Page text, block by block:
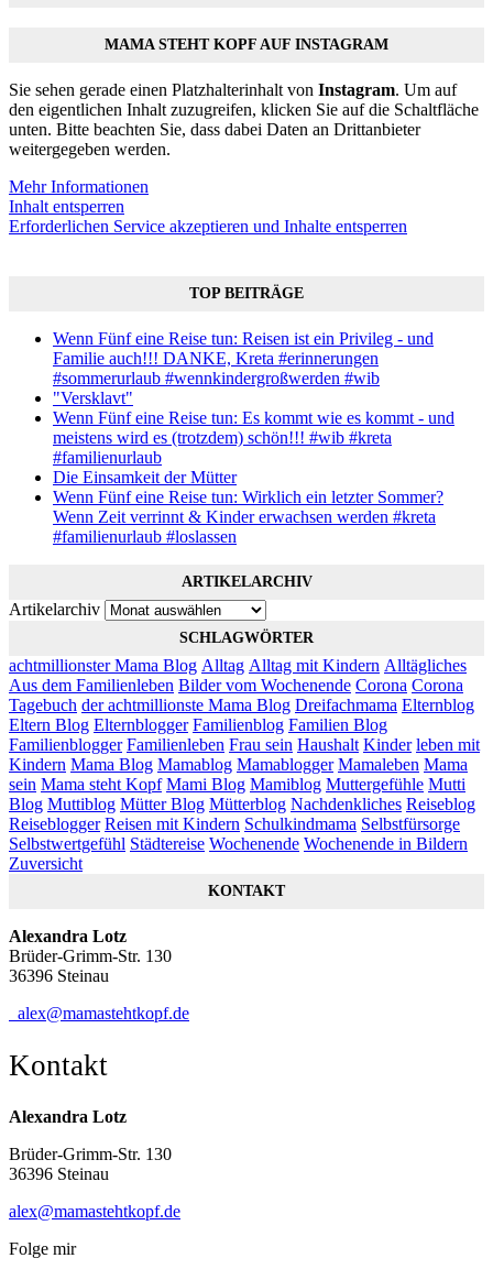
MAMA STEHT KOPF AUF INSTAGRAM
Sie sehen gerade einen Platzhalterinhalt von Instagram. Um auf
den eigentlichen Inhalt zuzugreifen, klicken Sie auf die Schaltfläche
unten. Bitte beachten Sie, dass dabei Daten an Drittanbieter
weitergegeben werden.
Mehr Informationen
Inhalt entsperren
Erforderlichen Service akzeptieren und Inhalte entsperren
TOP BEITRÄGE
Wenn Fünf eine Reise tun: Reisen ist ein Privileg - und
Familie auch!!! DANKE, Kreta #erinnerungen
#sommerurlaub #wennkindergroßwerden #wib
"Versklavt"
Wenn Fünf eine Reise tun: Es kommt wie es kommt - und
meistens wird es (trotzdem) schön!!! #wib #kreta
#familienurlaub
Die Einsamkeit der Mütter
Wenn Fünf eine Reise tun: Wirklich ein letzter Sommer?
Wenn Zeit verrinnt & Kinder erwachsen werden #kreta
#familienurlaub #loslassen
ARTIKELARCHIV
Artikelarchiv
SCHLAGWÖRTER
achtmillionster Mama Blog Alltag Alltag mit Kindern Alltägliches
Aus dem Familienleben Bilder vom Wochenende Corona Corona
Tagebuch der achtmillionste Mama Blog Dreifachmama Elternblog
Eltern Blog Elternblogger Familienblog Familien Blog
Familienblogger Familienleben Frau sein Haushalt Kinder leben mit
Kindern Mama Blog Mamablog Mamablogger Mamaleben Mama
sein Mama steht Kopf Mami Blog Mamiblog Muttergefühle Mutti
Blog Muttiblog Mütter Blog Mütterblog Nachdenkliches Reiseblog
Reiseblogger Reisen mit Kindern Schulkindmama Selbstfürsorge
Selbstwertgefühl Städtereise Wochenende Wochenende in Bildern
Zuversicht
KONTAKT
Alexandra Lotz
Brüder-Grimm-Str. 130
36396 Steinau
alex@mamastehtkopf.de
Kontakt
Alexandra Lotz
Brüder-Grimm-Str. 130
36396 Steinau
alex@mamastehtkopf.de
Folge mir